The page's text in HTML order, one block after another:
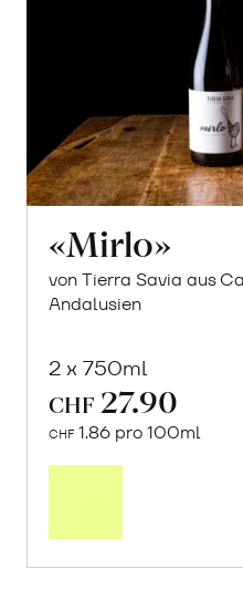
«Mirlo»
von Tierra Savia aus
Andalusien
2 x 750ml
CHF 27.90
CHF 1.86 pro 100ml